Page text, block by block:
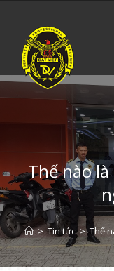
Thế nào
> Tin tức > Thế